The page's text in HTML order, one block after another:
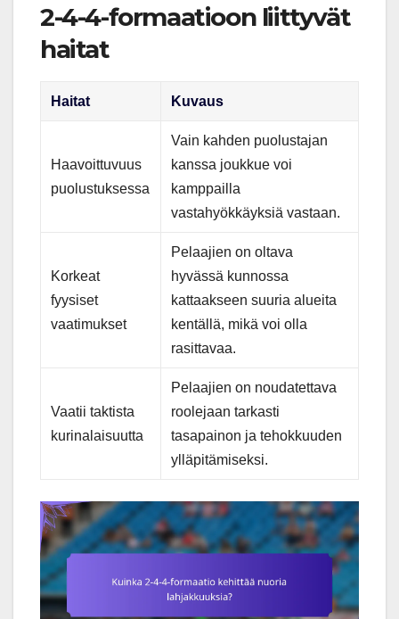
2-4-4-formaatioon liittyvät
haitat
Haitat Kuvaus
Haavoittuvuus
puolustuksessa
Vain kahden puolustajan
kanssa joukkue voi
kamppailla
vastahyökkäyksiä vastaan.
Korkeat
fyysiset
vaatimukset
Pelaajien on oltava
hyvässä kunnossa
kattaakseen suuria alueita
kentällä, mikä voi olla
rasittavaa.
Vaatii taktista
kurinalaisuutta
Pelaajien on noudatettava
roolejaan tarkasti
tasapainon ja tehokkuuden
ylläpitämiseksi.